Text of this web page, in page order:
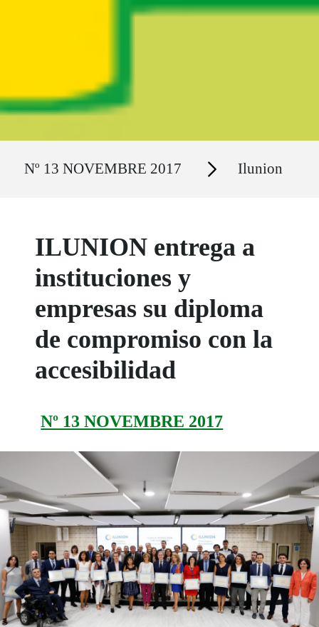
Nº 13 NOVEMBRE 2017 Secciones Ilunion
ILUNION entrega a
instituciones y
empresas su diploma
de compromiso con la
accesibilidad
Nº 13 NOVEMBRE 2017